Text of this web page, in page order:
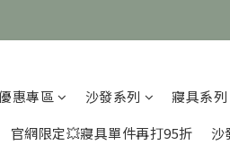
惠專區 沙發系列 寢具系列
官網限定💥寢具單件再打95折 沙